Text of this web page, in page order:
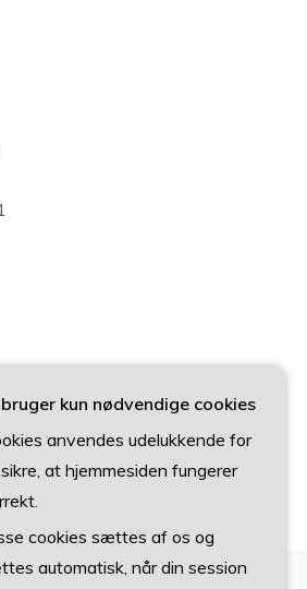
kun nødvendige cookies
anvendes udelukkende for
at hjemmesiden fungerer
cookies sættes af os og
automatisk, når din session